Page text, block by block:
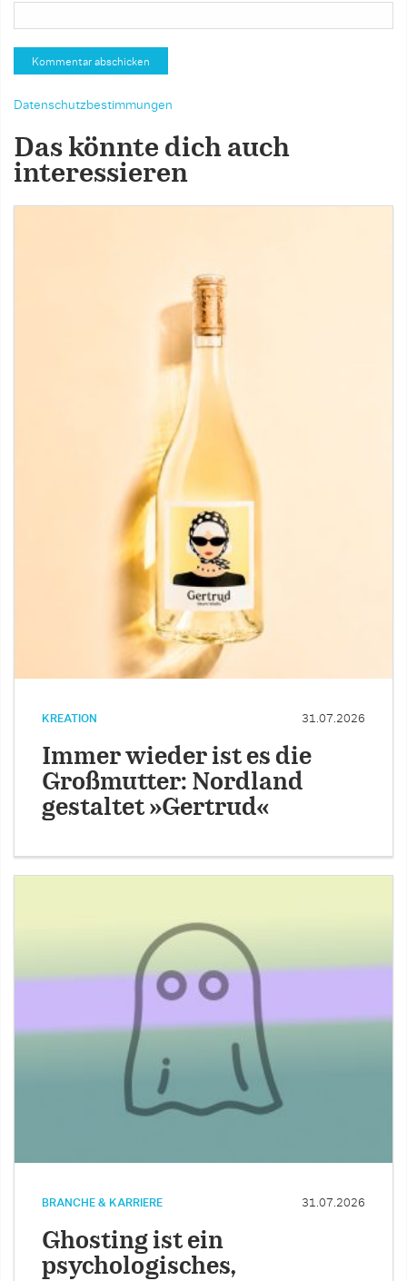
Datenschutzbestimmungen
Das könnte dich auch
interessieren
KREATION 31.07.2026
Immer wieder ist es die
Großmutter: Nordland
gestaltet »Gertrud«
BRANCHE & KARRIERE 31.07.2026
Ghosting ist ein
psychologisches,